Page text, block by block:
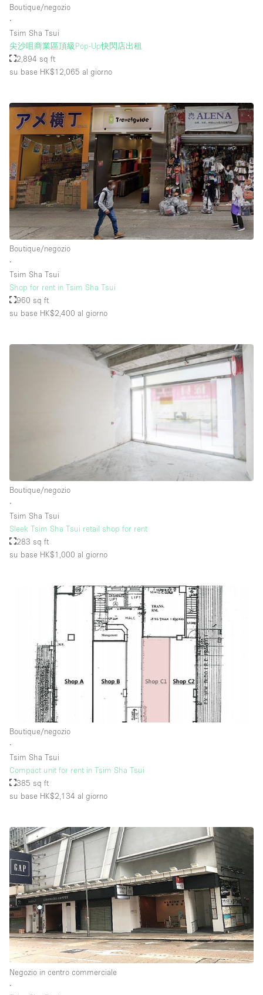
Piano/Accesso
Seminterrato
Piano terra su strada
Centro commerciale
Terrazza
Di sopra
Altro
Boutique/negozio
∙
Tsim Sha Tsui
尖沙咀商業區頂級Pop-Up快閃店出租
2,894 sq ft
su base HK$12,065 al giorno
Boutique/negozio
∙
Tsim Sha Tsui
Shop for rent in Tsim Sha Tsui
960 sq ft
su base HK$2,400 al giorno
Boutique/negozio
∙
Tsim Sha Tsui
Sleek Tsim Sha Tsui retail shop for rent
283 sq ft
su base HK$1,000 al giorno
Boutique/negozio
∙
Tsim Sha Tsui
Compact unit for rent in Tsim Sha Tsui
385 sq ft
su base HK$2,134 al giorno
Negozio in centro commerciale
∙